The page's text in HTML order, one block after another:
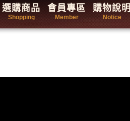
選購商品
Shopping
會員專區
Member
購物說明
Notice